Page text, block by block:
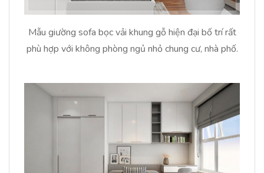
Mẫu giường sofa bọc vải khung gỗ hiện đại bố trí rất
phù hợp với không phòng ngủ nhỏ chung cư, nhà phố.